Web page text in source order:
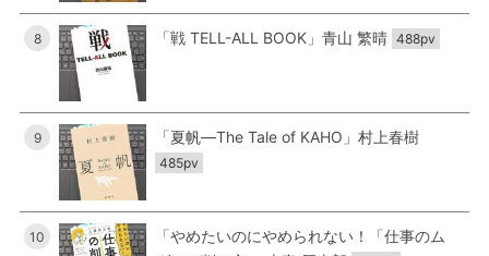
8 「戦 TELL-ALL BOOK」青山 繁晴 488pv
9 「夏帆―The Tale of KAHO」村上春樹
485pv
10
「やめたいのにやめられない！「仕事のム